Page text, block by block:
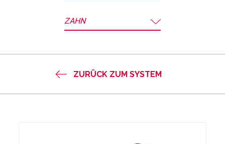
ZAHN
ZURÜCK ZUM SYSTEM